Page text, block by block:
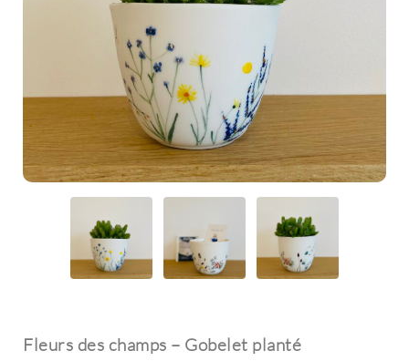
Fleurs des champs – Gobelet planté